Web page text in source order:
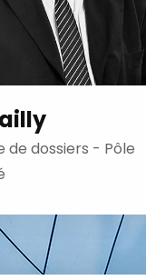
de dossiers - Pôle